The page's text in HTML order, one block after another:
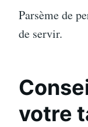
Parsème de
de servir.
votre